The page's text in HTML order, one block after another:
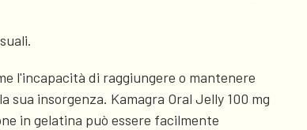
l'incapacità di raggiungere o mantenere
insorgenza. Kamagra Oral Jelly 100 mg
in gelatina può essere facilmente